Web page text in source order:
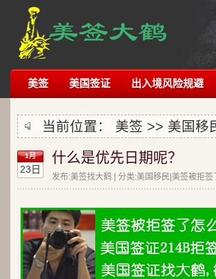
美签 美国签证 出入境风险规避
当前位置： 美签 >> 美国移
1月
23日
什么是优先日期呢？
发布:美签找大鹤 | 分类:美国移民|美签被拒